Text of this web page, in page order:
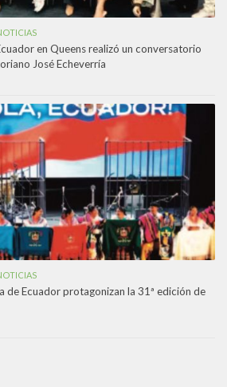
en Queens realizó un conversatorio
José Echeverría
de Ecuador protagonizan la 31ª edición de